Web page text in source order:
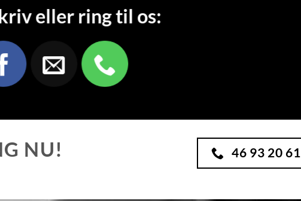
eller ring til os:
NU! 46 93 20 61